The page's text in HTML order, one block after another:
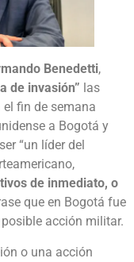
Benedetti,
de invasión” las
el fin de semana
a Bogotá y
“un líder del
de inmediato, o
que en Bogotá fue
acción militar.
o una acción